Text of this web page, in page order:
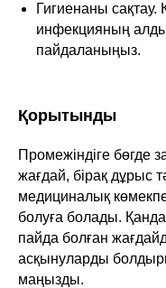
Гигиенаны сақтау.
инфекцияның
пайдаланыңыз.
Қорытынды
Промежіндіге бөгде
жағдай, бірақ дұрыс
медициналық
болуға болады.
пайда болған
асқынуларды
маңызды.